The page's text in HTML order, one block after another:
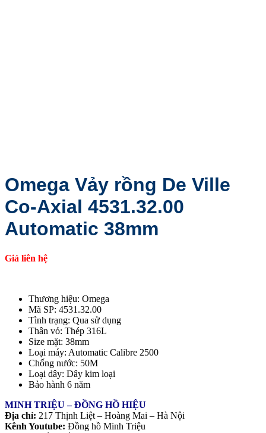
Omega Vảy rồng De Ville
Co-Axial 4531.32.00
Automatic 38mm
Giá liên hệ
Thương hiệu: Omega
Mã SP: 4531.32.00
Tình trạng: Qua sử dụng
Thân vỏ: Thép 316L
Size mặt: 38mm
Loại máy: Automatic Calibre 2500
Chống nước: 50M
Loại dây: Dây kim loại
Bảo hành 6 năm
MINH TRIỆU – ĐỒNG HỒ HIỆU
Địa chỉ: 217 Thịnh Liệt – Hoàng Mai – Hà Nội
Kênh Youtube: Đồng hồ Minh Triệu